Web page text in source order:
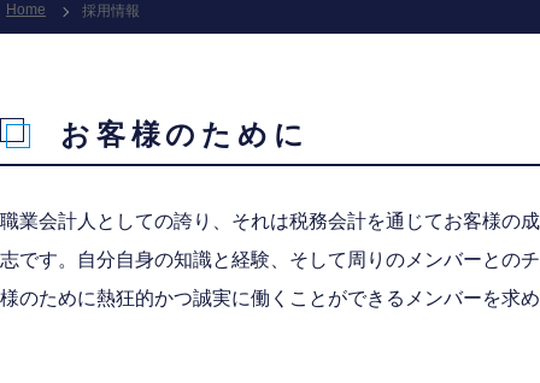
Home 採用情報
お客様のために
職業会計人としての誇り、それは税務会計を通じてお客様の
志です。自分自身の知識と経験、そして周りのメンバーとの
様のために熱狂的かつ誠実に働くことができるメンバーを求